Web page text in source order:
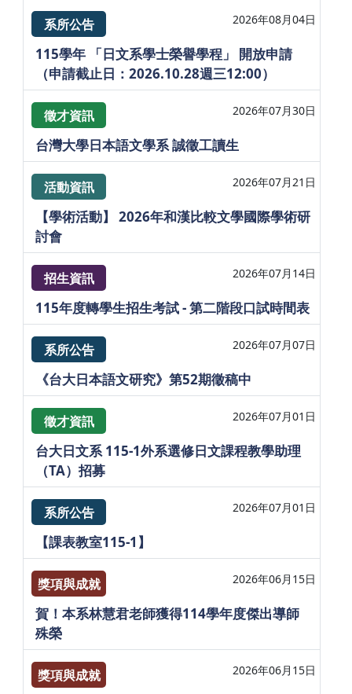
系所公告 2026年08月04日
115學年 「日文系學士榮譽學程」 開放申請
（申請截止日：2026.10.28週三12:00）
徵才資訊 2026年07月30日
台灣大學日本語文學系 誠徵工讀生
活動資訊 2026年07月21日
【學術活動】 2026年和漢比較文學國際學術研
討會
招生資訊 2026年07月14日
115年度轉學生招生考試 - 第二階段口試時間表
系所公告 2026年07月07日
《台大日本語文研究》第52期徵稿中
徵才資訊 2026年07月01日
台大日文系 115-1外系選修日文課程教學助理
（TA）招募
系所公告 2026年07月01日
【課表教室115-1】
獎項與成就 2026年06月15日
賀！本系林慧君老師獲得114學年度傑出導師
殊榮
獎項與成就 2026年06月15日